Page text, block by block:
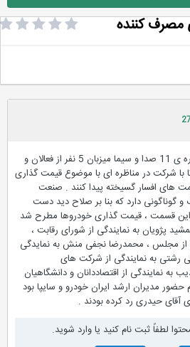
کننده
در عصر جمعه استودیوی شماره ی 11 صدا و سیما میزبان 5 نفر از فعالان و
شرکت در مناظره ای با موضوع قیمت گذاری
های افسار گسیخته پیدا کنند . صنعت
دارد که بنا بر صلاح دید دست
این قسمت ، قیمت گذاری خودروها مطرح شد
پژویان به نمایندگی از شورای رقابت ،
از مجلس ، محمدرضا نجفی منش به نمایدگی
رشتی به نمایندگی از شرکت های
نمایندگی از اقتصاددانان و دانشگاهیان
مدیران ارشد ایران خودرو و سایپا بود
آقای حیدری رد کرده بودند .
لطفاً ثبت نام کنید یا وارد شوید.